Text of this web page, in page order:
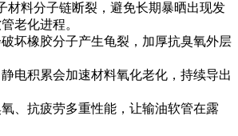
材料分子链断裂，避免长期暴晒出现发
老化进程。
坏橡胶分子产生龟裂，加厚抗臭氧外层
电积累会加速材料氧化老化，持续导出
、抗疲劳多重性能，让输油软管在露